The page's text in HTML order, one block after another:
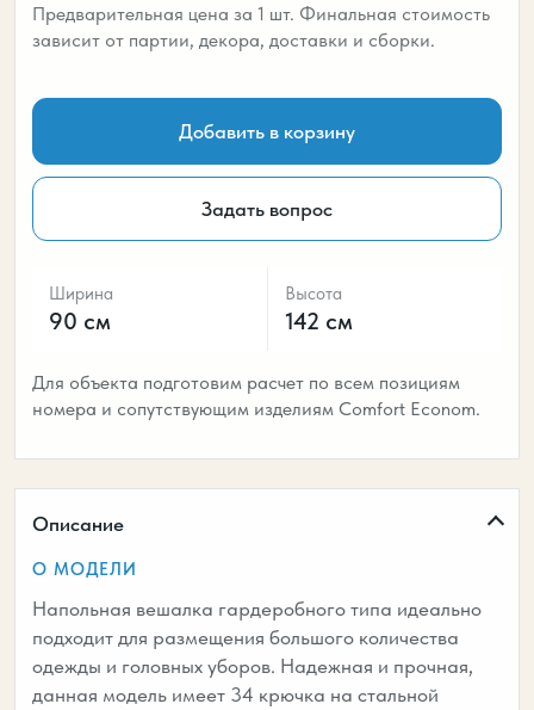
Предварительная цена за 1 шт. Финальная стоимость
зависит от партии, декора, доставки и сборки.
Добавить в корзину
Задать вопрос
Ширина
90 см
Высота
142 см
Для объекта подготовим расчет по всем позициям
номера и сопутствующим изделиям Comfort Econom.
Описание
О МОДЕЛИ
Напольная вешалка гардеробного типа идеально
подходит для размещения большого количества
одежды и головных уборов. Надежная и прочная,
данная модель имеет 34 крючка на стальной